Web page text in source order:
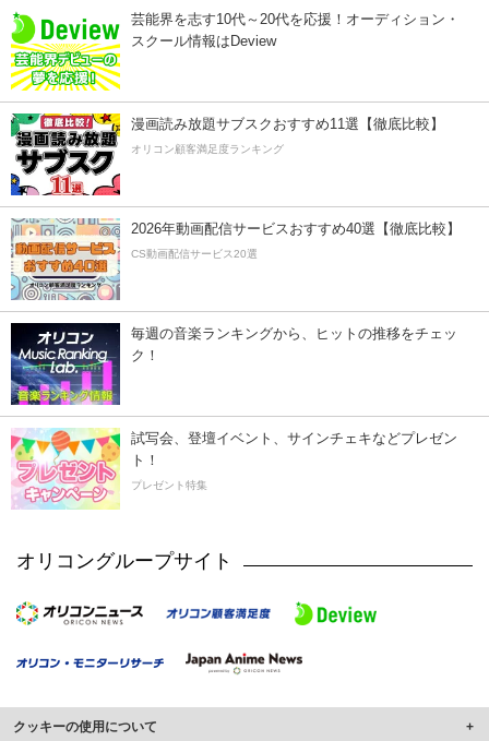
芸能界を志す10代～20代を応援！オーディション・
スクール情報はDeview
漫画読み放題サブスクおすすめ11選【徹底比較】
オリコン顧客満足度ランキング
2026年動画配信サービスおすすめ40選【徹底比較】
CS動画配信サービス20選
毎週の音楽ランキングから、ヒットの推移をチェッ
ク！
試写会、登壇イベント、サインチェキなどプレゼン
ト！
プレゼント特集
オリコングループサイト
クッキーの使用について